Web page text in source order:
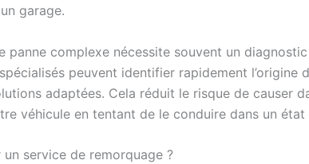
garage.
panne complexe nécessite souvent un
peuvent identifier rapidement l’origine
adaptées. Cela réduit le risque de causer
véhicule en tentant de le conduire dans un état
service de remorquage ?